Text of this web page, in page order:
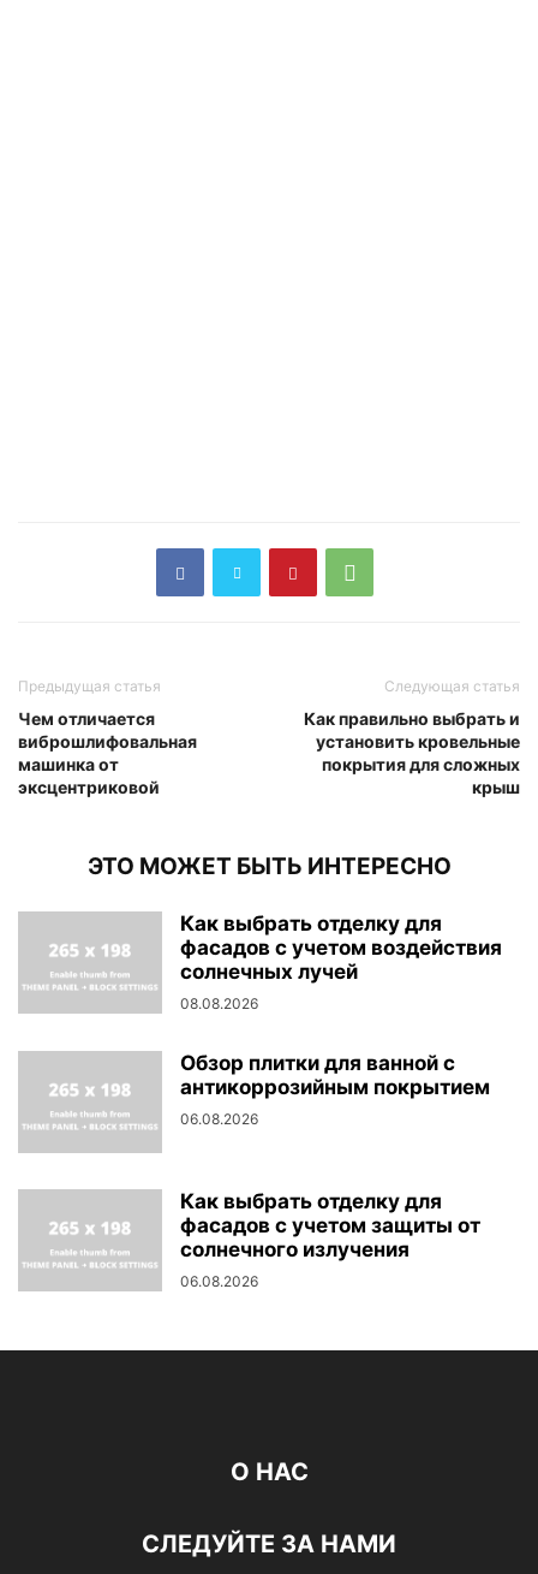
Предыдущая статья
Чем отличается
виброшлифовальная
машинка от
эксцентриковой
Следующая статья
Как правильно выбрать и
установить кровельные
покрытия для сложных
крыш
ЭТО МОЖЕТ БЫТЬ ИНТЕРЕСНО
Как выбрать отделку для
фасадов с учетом воздействия
солнечных лучей
08.08.2026
Обзор плитки для ванной с
антикоррозийным покрытием
06.08.2026
Как выбрать отделку для
фасадов с учетом защиты от
солнечного излучения
06.08.2026
О НАС
СЛЕДУЙТЕ ЗА НАМИ